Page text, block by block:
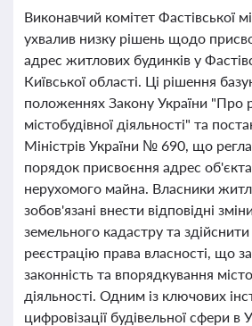
Виконавчий комітет Фастівської
ухвалив низку рішень щодо
адрес житлових будинків у
Київської області. Ці рішення
положеннях Закону України "Про
містобудівної діяльності" та
Міністрів України № 690, що
порядок присвоєння адрес
нерухомого майна. Власники
зобов'язані внести відповідні
земельного кадастру та
реєстрацію права власності, що
законність та впорядкування
діяльності. Одним із ключових
цифровізації будівельної сфери в